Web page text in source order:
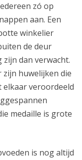
zó op
aan. Een
winkelier
de deur
dan verwacht.
zijn huwelijken die
veroordeeld
medaille is grote
is nog altijd